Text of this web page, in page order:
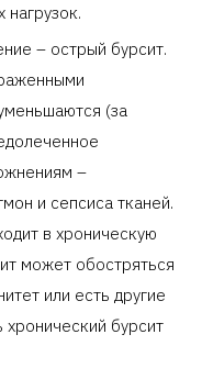
нагрузок.
– острый бурсит.
(за
–
и сепсиса тканей.
в хроническую
может обостряться
или есть другие
бурсит